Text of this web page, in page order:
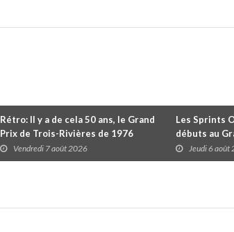
Rétro: Il y a de cela 50 ans, le Grand
Prix de Trois-Rivières de 1976
Vendredi 7 août 2026
Les Sprints
débuts au
Rivières
Daytona
Jeudi 6 août